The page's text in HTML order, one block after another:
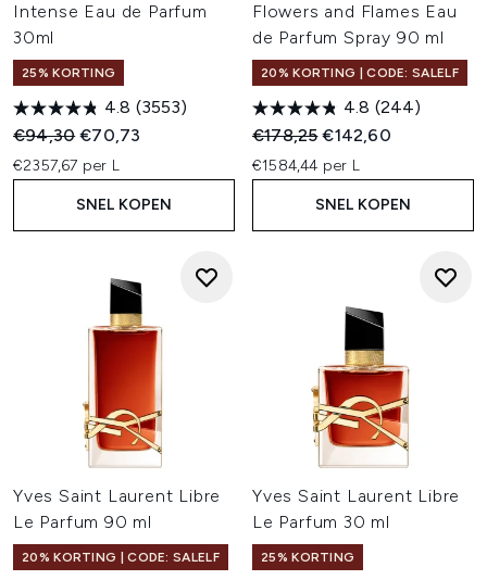
Intense Eau de Parfum
30ml
25% KORTING
4.8 (3553)
Recommended Retail Price:
€94,30Huidige prijs:
€70,73
€2357,67 per L
SNEL KOPEN
Flowers and Flames Eau
de Parfum Spray 90 ml
20% KORTING | CODE: SALELF
4.8 (244)
Recommended Retail Price:
€178,25Huidige prijs:
€142,60
€1584,44 per L
SNEL KOPEN
Yves Saint Laurent Libre
Le Parfum 90 ml
20% KORTING | CODE: SALELF
Yves Saint Laurent Libre
Le Parfum 30 ml
25% KORTING